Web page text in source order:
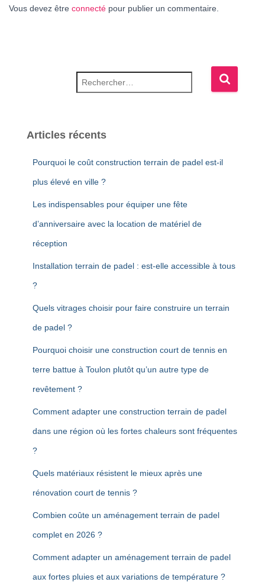
Vous devez être connecté pour publier un commentaire.
Articles récents
Pourquoi le coût construction terrain de padel est-il
plus élevé en ville ?
Les indispensables pour équiper une fête
d’anniversaire avec la location de matériel de
réception
Installation terrain de padel : est-elle accessible à tous
?
Quels vitrages choisir pour faire construire un terrain
de padel ?
Pourquoi choisir une construction court de tennis en
terre battue à Toulon plutôt qu’un autre type de
revêtement ?
Comment adapter une construction terrain de padel
dans une région où les fortes chaleurs sont fréquentes
?
Quels matériaux résistent le mieux après une
rénovation court de tennis ?
Combien coûte un aménagement terrain de padel
complet en 2026 ?
Comment adapter un aménagement terrain de padel
aux fortes pluies et aux variations de température ?